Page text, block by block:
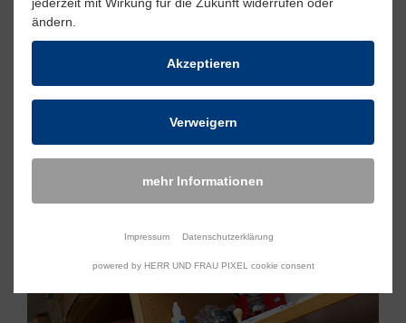
Großansicht öffnen
ändern.
Akzeptieren
Verweigern
mehr Informationen
Impressum Datenschutzerklärung
powered by HERR UND FRAU PIXEL cookie consent